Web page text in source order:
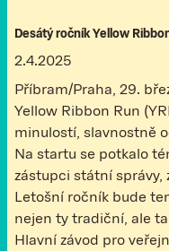
Desátý ročník Yellow
2.4.2025
Příbram/Praha, 29.
Yellow Ribbon Run
minulostí, slavnostně
Na startu se potkalo
zástupci státní správy,
Letošní ročník bude
nejen ty tradiční, ale
Hlavní závod pro